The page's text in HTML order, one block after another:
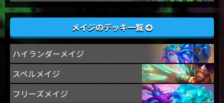
メイジのデッキ一覧
ハイランダーメイジ
スペルメイジ
フリーズメイジ